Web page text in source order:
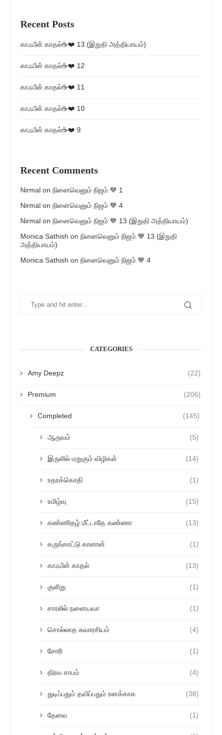
Recent Posts
காஃபீன் காதல்☕❤️ 13 (இறுதி அத்தியாயம்)
காஃபீன் காதல்☕❤️ 12
காஃபீன் காதல்☕❤️ 11
காஃபீன் காதல்☕❤️ 10
காஃபீன் காதல்☕❤️ 9
Recent Comments
Nirmal on நினைவெனும் நிஜம் 💙 1
Nirmal on நினைவெனும் நிஜம் 💙 4
Nirmal on நினைவெனும் நிஜம் 💙 13 (இறுதி அத்தியாயம்)
Monica Sathish on நினைவெனும் நிஜம் 💙 13 (இறுதி
அத்தியாயம்)
Monica Sathish on நினைவெனும் நிஜம் 💙 4
CATEGORIES
Amy Deepz (22)
Premium (206)
Completed (145)
ஆருவம் (5)
இருளில் மறுகும் விழிகள் (14)
உதரக்கொதி (1)
உமிழ்வு (15)
கண்ணிதழ் மீட்டாதே கண்ணா (13)
கருங்காட்டு காளான் (1)
காஃபீன் காதல் (13)
குளிறு (1)
சாரலில் நனையவா (1)
சொல்லாத சுவாரசியம் (4)
சோரி (1)
திரவ சாபம் (4)
துடிப்பதும் தவிப்பதும் உனக்காக (38)
தேவை (1)